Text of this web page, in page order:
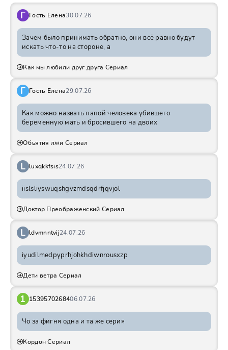
Г Гость Елена30.07.26
Зачем было принимать обратно, они всё равно будут
искать что-то на стороне, а
Как мы любили друг друга Сериал
Г Гость Елена29.07.26
Как можно назвать папой человека убившего
беременную мать и бросившего на двоих
Объятия лжи Сериал
L luxqkkfsis24.07.26
iislsliyswuqshgvzmdsqdrfjqvjol
Доктор Преображенский Сериал
L ldvmnntvij24.07.26
iyudilmedpyprhjohkhdiwnrousxzp
Дети ветра Сериал
1 1539570268406.07.26
Чо за фигня одна и та же серия
Кордон Сериал